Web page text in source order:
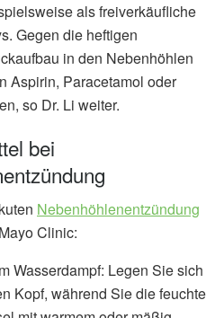
als freiverkäufliche
Gegen die heftigen
in den Nebenhöhlen
Aspirin, Paracetamol oder
so Dr. Li weiter.
bei
Nebenhöhlenentzündung
Clinic:
Wasserdampf: Legen Sie sich
Kopf, während Sie die feuchte